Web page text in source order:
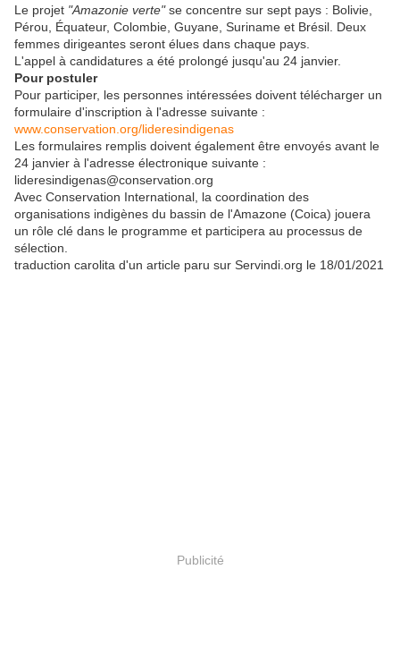
Le projet "Amazonie verte"se concentre sur sept pays : Bolivie,
Pérou, Équateur, Colombie, Guyane, Suriname et Brésil. Deux
femmes dirigeantes seront élues dans chaque pays.
L'appel à candidatures a été prolongé jusqu'au 24 janvier.
Pour postuler
Pour participer, les personnes intéressées doivent télécharger un
formulaire d'inscription à l'adresse suivante :
www.conservation.org/lideresindigenas
Les formulaires remplis doivent également être envoyés avant le
24 janvier à l'adresse électronique suivante :
lideresindigenas@conservation.org
Avec Conservation International, la coordination des
organisations indigènes du bassin de l'Amazone (Coica) jouera
un rôle clé dans le programme et participera au processus de
sélection.
traduction carolita d'un article paru sur Servindi.org le 18/01/2021
Publicité